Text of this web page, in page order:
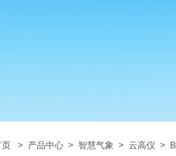
页 > 产品中心 > 智慧气象 > 云高仪 >